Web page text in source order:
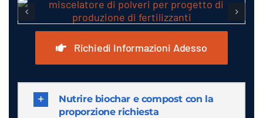
Richiedi Informazioni Adesso
Nutrire biochar e compost con la
proporzione richiesta